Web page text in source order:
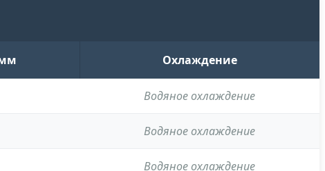
Охлаждение
Водяное охлаждение
Водяное охлаждение
Водяное охлаждение